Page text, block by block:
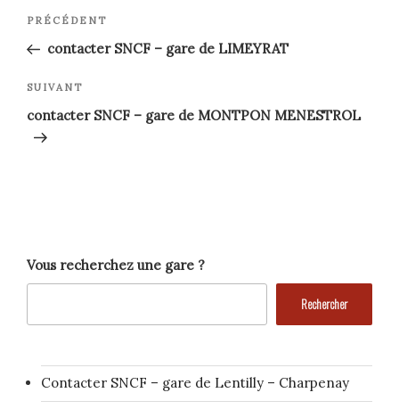
Navigation
de
l’article
Article
précédent
PRÉCÉDENT
contacter SNCF – gare de LIMEYRAT
Article
suivant
SUIVANT
contacter SNCF – gare de MONTPON MENESTROL
Vous recherchez une gare ?
Rechercher
Contacter SNCF – gare de Lentilly – Charpenay